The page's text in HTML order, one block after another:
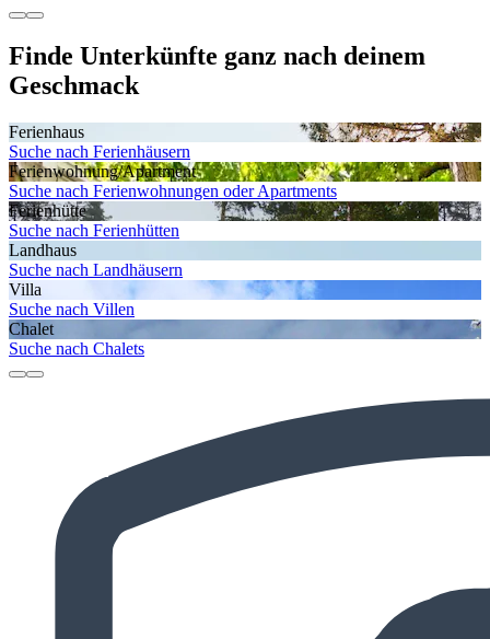
Finde Unterkünfte ganz nach deinem
Geschmack
Ferienhaus
Suche nach Ferienhäusern
Ferienwohnung/Apartment
Suche nach Ferienwohnungen oder Apartments
Ferienhütte
Suche nach Ferienhütten
Landhaus
Suche nach Landhäusern
Villa
Suche nach Villen
Chalet
Suche nach Chalets